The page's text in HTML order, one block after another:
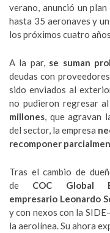
verano, anunció un
hasta 35 aeronaves y
los próximos cuatro
A la par, se suman
deudas con
sido enviados al
no pudieron regresar
millones, que agravan
del sector, la empresa
recomponer
Tras el cambio de
de COC Global
empresario Leonardo
y con nexos con la
la aerolínea. Su ahora